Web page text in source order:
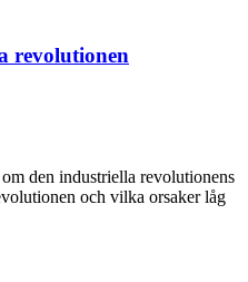
revolutionen
den industriella revolutionens
och vilka orsaker låg